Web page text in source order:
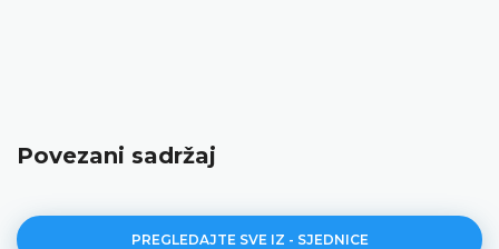
Povezani sadržaj
PREGLEDAJTE SVE IZ - SJEDNICE